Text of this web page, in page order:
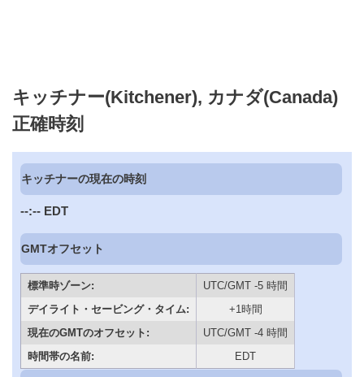
キッチナー(Kitchener), カナダ(Canada)
正確時刻
キッチナーの現在の時刻
--:-- EDT
GMTオフセット
標準時ゾーン:
UTC/GMT -5 時間
デイライト・セービング・タイム:
+1時間
現在のGMTのオフセット:
UTC/GMT -4 時間
時間帯の名前:
EDT